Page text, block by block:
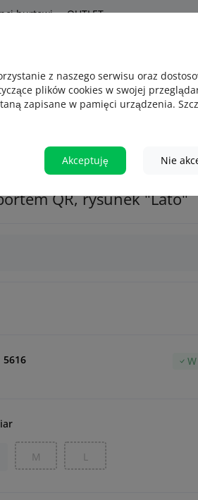
hurtowi OUTLET
Szukam na przykładObroża Waudog
rysunek "Lato"
QR, rysunek "Lato"
5616
M
z naszego serwisu oraz
plików cookies w swojej
zapisane w pamięci urządzenia.
Akceptuję Nie